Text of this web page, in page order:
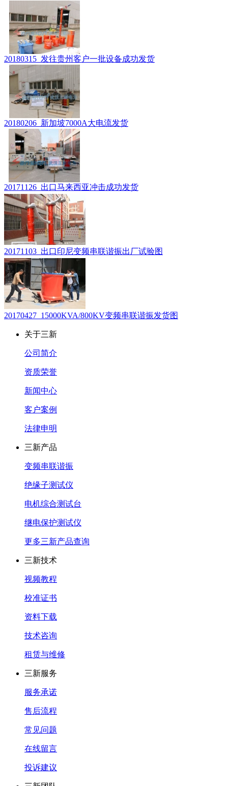
20180315_发往贵州客户一批设备成功发货
20180206_新加坡7000A大电流发货
20171126_出口马来西亚冲击成功发货
20171103_出口印尼变频串联谐振出厂试验图
20170427_15000KVA/800KV变频串联谐振发货图
关于三新
公司简介
资质荣誉
新闻中心
客户案例
法律申明
三新产品
变频串联谐振
绝缘子测试仪
电机综合测试台
继电保护测试仪
更多三新产品查询
三新技术
视频教程
校准证书
资料下载
技术咨询
租赁与维修
三新服务
服务承诺
售后流程
常见问题
在线留言
投诉建议